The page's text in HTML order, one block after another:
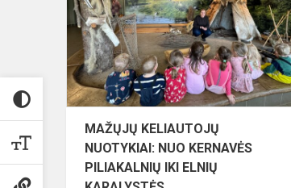
MAŽŲJŲ KELIAUTOJŲ
NUOTYKIAI: NUO KERNAVĖS
PILIAKALNIŲ IKI ELNIŲ